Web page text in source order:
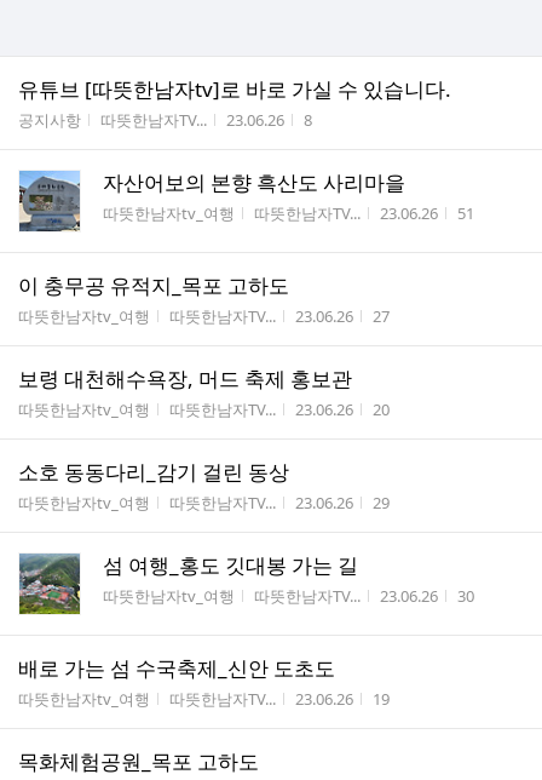
유튜브 [따뜻한남자tv]로 바로 가실 수 있습니다.
게시판명
공지사항 작성자
따뜻한남자TV... 작성시간
23.06.26 조회수
8
자산어보의 본향 흑산도 사리마을
게시판명
따뜻한남자tv_여행 작성자
따뜻한남자TV... 작성시간
23.06.26 조회수
51
이 충무공 유적지_목포 고하도
게시판명
따뜻한남자tv_여행 작성자
따뜻한남자TV... 작성시간
23.06.26 조회수
27
보령 대천해수욕장, 머드 축제 홍보관
게시판명
따뜻한남자tv_여행 작성자
따뜻한남자TV... 작성시간
23.06.26 조회수
20
소호 동동다리_감기 걸린 동상
게시판명
따뜻한남자tv_여행 작성자
따뜻한남자TV... 작성시간
23.06.26 조회수
29
섬 여행_홍도 깃대봉 가는 길
게시판명
따뜻한남자tv_여행 작성자
따뜻한남자TV... 작성시간
23.06.26 조회수
30
배로 가는 섬 수국축제_신안 도초도
게시판명
따뜻한남자tv_여행 작성자
따뜻한남자TV... 작성시간
23.06.26 조회수
19
목화체험공원_목포 고하도